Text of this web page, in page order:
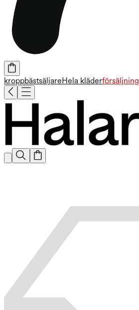
kroppbästsäljareHela kläderförsäljning